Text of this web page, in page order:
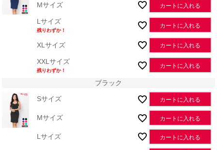
Mサイズ カートに入れる
Lサイズ
残りわずか！
カートに入れる
XLサイズ カートに入れる
XXLサイズ
残りわずか！
カートに入れる
ブラック
Sサイズ カートに入れる
Mサイズ カートに入れる
Lサイズ カートに入れる